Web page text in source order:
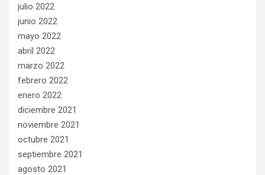
julio 2022
junio 2022
mayo 2022
abril 2022
marzo 2022
febrero 2022
enero 2022
diciembre 2021
noviembre 2021
octubre 2021
septiembre 2021
agosto 2021